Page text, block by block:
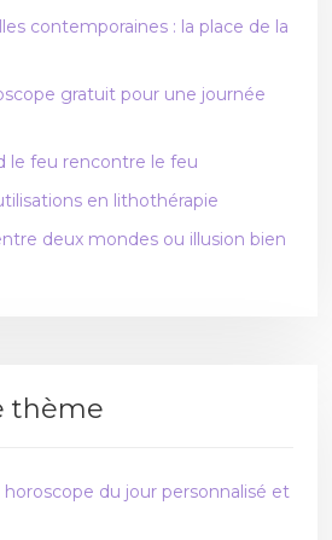
contemporaines : la place de la
gratuit pour une journée
le feu rencontre le feu
en lithothérapie
deux mondes ou illusion bien
thème
du jour personnalisé et